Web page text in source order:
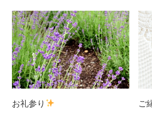
お礼参り ご